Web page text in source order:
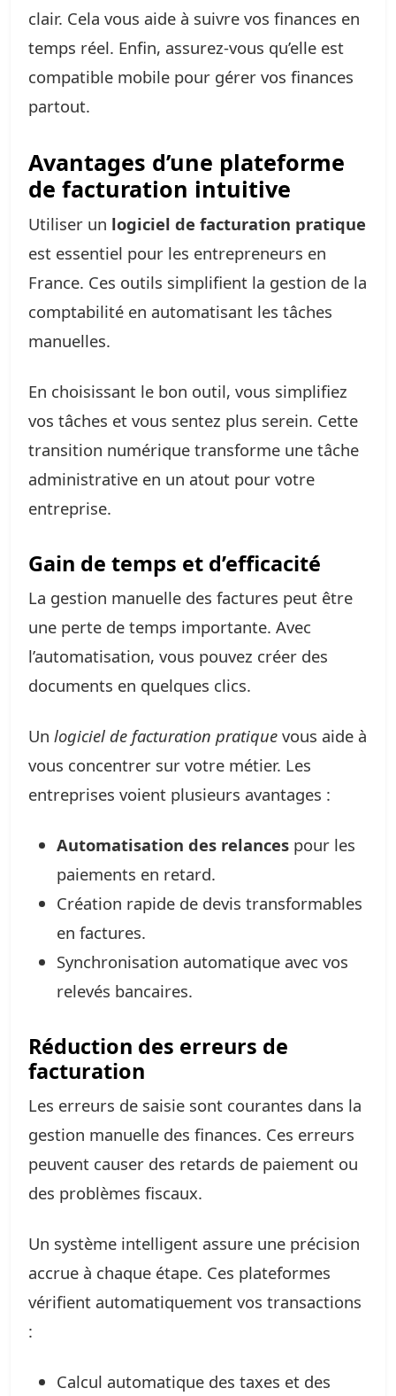
clair. Cela vous aide à suivre vos finances en
temps réel. Enfin, assurez-vous qu’elle est
compatible mobile pour gérer vos finances
partout.
Avantages d’une plateforme
de facturation intuitive
Utiliser un logiciel de facturation pratique
est essentiel pour les entrepreneurs en
France. Ces outils simplifient la gestion de la
comptabilité en automatisant les tâches
manuelles.
En choisissant le bon outil, vous simplifiez
vos tâches et vous sentez plus serein. Cette
transition numérique transforme une tâche
administrative en un atout pour votre
entreprise.
Gain de temps et d’efficacité
La gestion manuelle des factures peut être
une perte de temps importante. Avec
l’automatisation, vous pouvez créer des
documents en quelques clics.
Un logiciel de facturation pratique vous aide à
vous concentrer sur votre métier. Les
entreprises voient plusieurs avantages :
Automatisation des relances pour les
paiements en retard.
Création rapide de devis transformables
en factures.
Synchronisation automatique avec vos
relevés bancaires.
Réduction des erreurs de
facturation
Les erreurs de saisie sont courantes dans la
gestion manuelle des finances. Ces erreurs
peuvent causer des retards de paiement ou
des problèmes fiscaux.
Un système intelligent assure une précision
accrue à chaque étape. Ces plateformes
vérifient automatiquement vos transactions
:
Calcul automatique des taxes et des